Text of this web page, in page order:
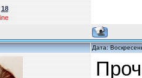
18
Дата: